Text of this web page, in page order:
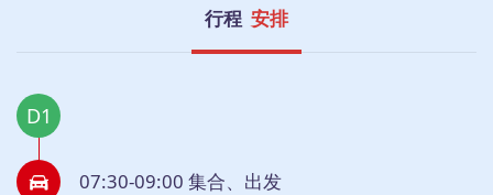
行程 安排
D1
07:30-09:00 集合、出发